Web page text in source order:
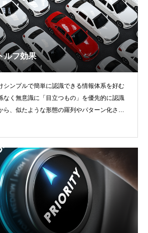
ルフ効果
シンプルで簡単に認識できる情報体系を好む
なく無意識に「目立つもの」を優先的に認識
ら、似たような形態の羅列やパターン化され